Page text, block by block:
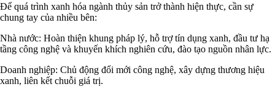
Để quá trình xanh hóa ngành thủy sản trở thành hiện thực, cần sự
chung tay của nhiều bên:
Nhà nước: Hoàn thiện khung pháp lý, hỗ trợ tín dụng xanh, đầu tư hạ
tầng công nghệ và khuyến khích nghiên cứu, đào tạo nguồn nhân lực.
Doanh nghiệp: Chủ động đổi mới công nghệ, xây dựng thương hiệu
xanh, liên kết chuỗi giá trị.